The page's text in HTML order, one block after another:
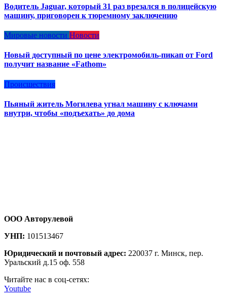
Водитель Jaguar, который 31 раз врезался в полицейскую
машину, приговорен к тюремному заключению
Мировые новости Новости
Новый доступный по цене электромобиль-пикап от Ford
получит название «Fathom»
Происшествия
Пьяный житель Могилева угнал машину с ключами
внутри, чтобы «подъехать» до дома
ООО Авторулевой
УНП: 101513467
Юридический и почтовый адрес: 220037 г. Минск, пер.
Уральский д.15 оф. 558
Читайте нас в соц-сетях:
Youtube